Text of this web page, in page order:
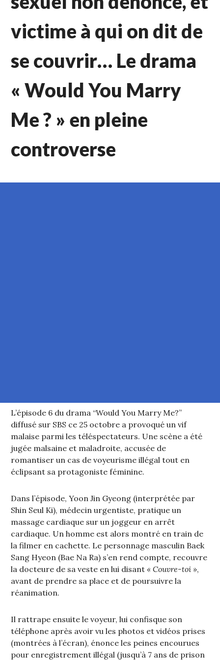
victime à qui on dit de
se couvrir… Le drama
« Would You Marry
Me ? » en pleine
controverse
L’épisode 6 du drama “Would You Marry Me?”
diffusé sur SBS ce 25 octobre a provoqué un vif
malaise parmi les téléspectateurs. Une scène a été
jugée malsaine et maladroite, accusée de
romantiser un cas de voyeurisme illégal tout en
éclipsant sa protagoniste féminine.
Dans l’épisode, Yoon Jin Gyeong (interprétée par
Shin Seul Ki), médecin urgentiste, pratique un
massage cardiaque sur un joggeur en arrêt
cardiaque. Un homme est alors montré en train de
la filmer en cachette. Le personnage masculin Baek
Sang Hyeon (Bae Na Ra) s’en rend compte, recouvre
la docteure de sa veste en lui disant« Couvre-toi »,
avant de prendre sa place et de poursuivre la
réanimation.
Il rattrape ensuite le voyeur, lui confisque son
téléphone après avoir vu les photos et vidéos prises
(montrées à l’écran), énonce les peines encourues
pour enregistrement illégal (jusqu’à 7 ans de prison